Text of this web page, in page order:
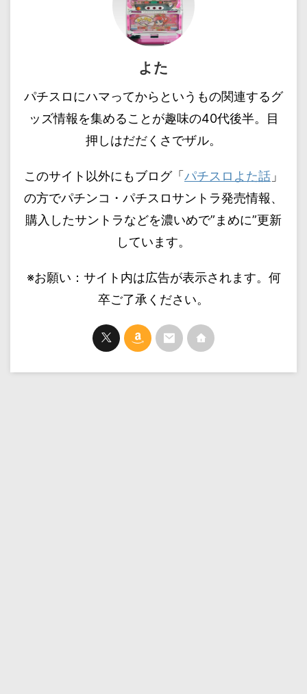
よた
パチスロにハマってからというもの関連するグ
ッズ情報を集めることが趣味の40代後半。目
押しはだだくさでザル。
このサイト以外にもブログ「パチスロよた話 」
の方でパチンコ・パチスロサントラ発売情報、
購入したサントラなどを濃いめで”まめに”更新
しています。
※お願い：サイト内は広告が表示されます。何
卒ご了承ください。